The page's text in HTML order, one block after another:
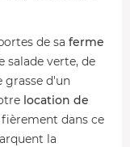
de sa ferme
salade verte, de
grasse d'un
location de
dans ce
la